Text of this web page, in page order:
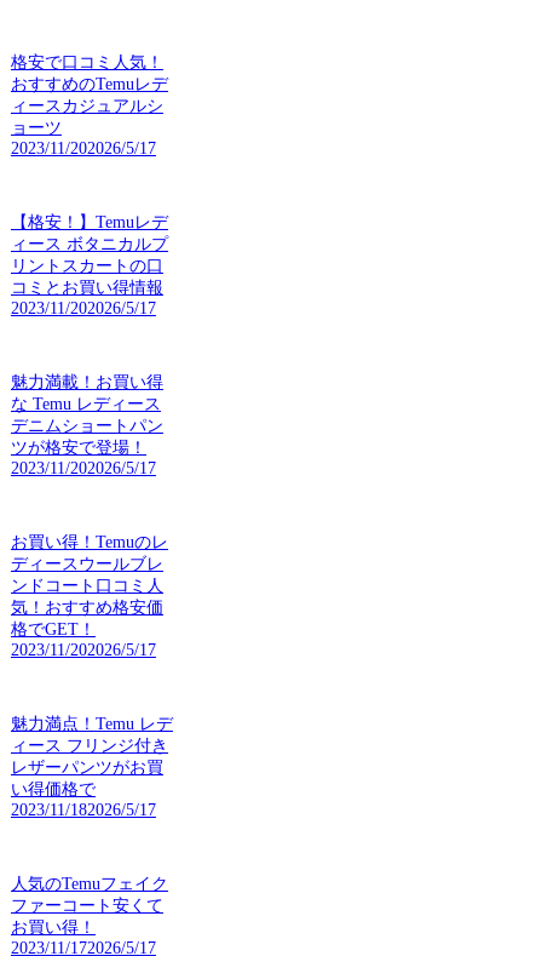
格安で口コミ人気！
おすすめのTemuレデ
ィースカジュアルシ
ョーツ
2023/11/202026/5/17
【格安！】Temuレデ
ィース ボタニカルプ
リントスカートの口
コミとお買い得情報
2023/11/202026/5/17
魅力満載！お買い得
な Temu レディース
デニムショートパン
ツが格安で登場！
2023/11/202026/5/17
お買い得！Temuのレ
ディースウールブレ
ンドコート口コミ人
気！おすすめ格安価
格でGET！
2023/11/202026/5/17
魅力満点！Temu レデ
ィース フリンジ付き
レザーパンツがお買
い得価格で
2023/11/182026/5/17
人気のTemuフェイク
ファーコート安くて
お買い得！
2023/11/172026/5/17